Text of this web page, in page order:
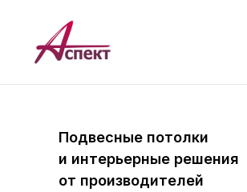
Подвесные потолки
и интерьерные решения
от производителей